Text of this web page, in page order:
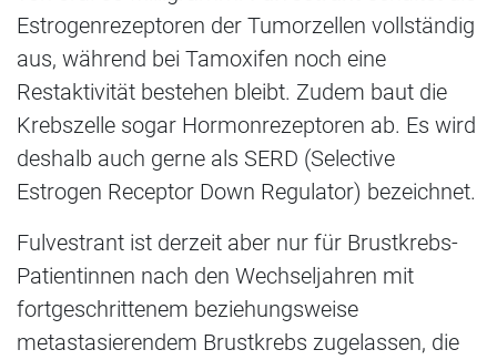
Estrogenrezeptoren der Tumorzellen vollständig
aus, während bei Tamoxifen noch eine
Restaktivität bestehen bleibt. Zudem baut die
Krebszelle sogar Hormonrezeptoren ab. Es wird
deshalb auch gerne als SERD (Selective
Estrogen Receptor Down Regulator) bezeichnet.
Fulvestrant ist derzeit aber nur für Brustkrebs-
Patientinnen nach den Wechseljahren mit
fortgeschrittenem beziehungsweise
metastasierendem Brustkrebs zugelassen, die